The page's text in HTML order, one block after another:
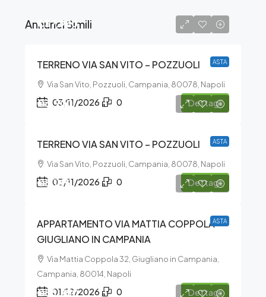
Annunci Simili
ASTA
€37.950
TERRENO VIA SAN VITO – POZZUOLI
Via San Vito, Pozzuoli, Campania, 80078, Napoli
03/11/2026 0 Dettagli
ASTA
€3.900
TERRENO VIA SAN VITO – POZZUOLI
Via San Vito, Pozzuoli, Campania, 80078, Napoli
03/11/2026 0 Dettagli
ASTA
€8.145
APPARTAMENTO VIA MATTIA COPPOLA –
GIUGLIANO IN CAMPANIA
Via Mattia Coppola 32, Giugliano in Campania,
Campania, 80014, Napoli
01/12/2026 0 Dettagli
€56.250